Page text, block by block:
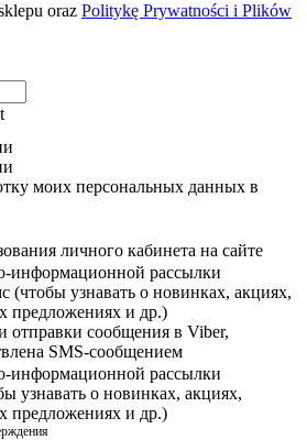
oraz Politykę Prywatności i Plików
моих персональных данных в
личного кабинета на сайте
информационной рассылки
(чтобы узнавать о новинках, акциях,
предложениях и др.)
отправки сообщения в Viber,
SMS-сообщением
информационной рассылки
узнавать о новинках, акциях,
предложениях и др.)